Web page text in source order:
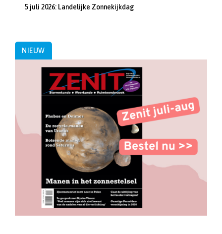
5 juli 2026: Landelijke Zonnekijkdag
NIEUW